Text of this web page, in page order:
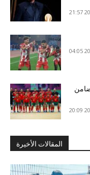
المقالات الأخيرة